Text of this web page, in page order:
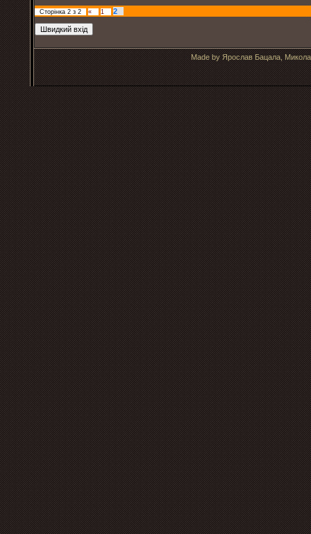
Сторінка 2 з 2 « 1 2
Made by Ярослав Бацала,